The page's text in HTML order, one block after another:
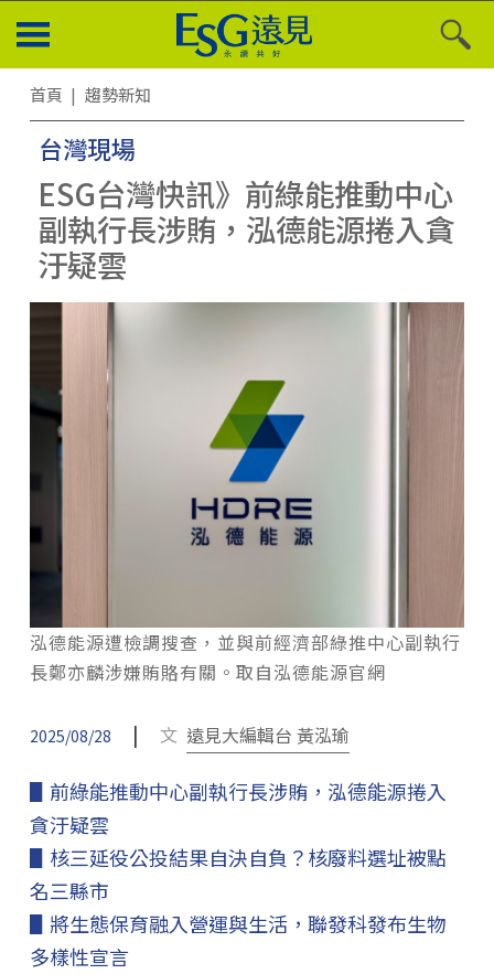
首頁 趨勢新知
台灣現場
ESG台灣快訊》前綠能推動中心
副執行長涉賄，泓德能源捲入貪
汙疑雲
泓德能源遭檢調搜查，並與前經濟部綠推中心副執行
長鄭亦麟涉嫌賄賂有關。取自泓德能源官網
2025/08/28 | 文 遠見大編輯台 黃泓瑜
▋前綠能推動中心副執行長涉賄，泓德能源捲入
貪汙疑雲
▋核三延役公投結果自決自負？核廢料選址被點
名三縣市
▋將生態保育融入營運與生活，聯發科發布生物
多樣性宣言